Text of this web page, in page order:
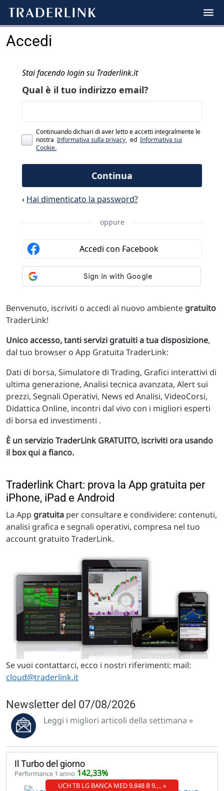
Accedi
Benvenuto, iscriviti o accedi al nuovo ambiente gratuito
TraderLink!
Unico accesso, tanti servizi gratuiti a tua disposizione,
dal tuo browser o App Gratuita TraderLink:
Dati di borsa, Simulatore di Trading, Grafici interattivi di
ultima generazione, Analisi tecnica avanzata, Alert sui
prezzi, Segnali Operativi, News ed Analisi, VideoCorsi,
Didattica Online, incontri dal vivo con i migliori esperti
di borsa ed investimenti .
È un servizio TraderLink GRATUITO, iscriviti ora usando
il box qui a fianco.
Traderlink Chart: prova la App gratuita per
iPhone, iPad e Android
La App gratuita per consultare e condividere: contenuti,
analisi grafica e segnali operativi, compresa nel tuo
account gratuito TraderLink.
Se vuoi contattarci, ecco i nostri riferimenti: mail:
cloud@traderlink.it
Newsletter del 07/08/2026
Leggi i migliori articoli della settimana »
Il Turbo del giorno
Performance 1 anno 142,33%
UCH TB LG BANCA MED 9.848 B 9.… »